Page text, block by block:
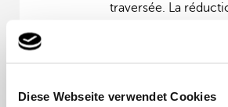
Diese Webseite verwendet Cookies
traversée. La
parfums, les
GRIMALDI
Les membres TCS